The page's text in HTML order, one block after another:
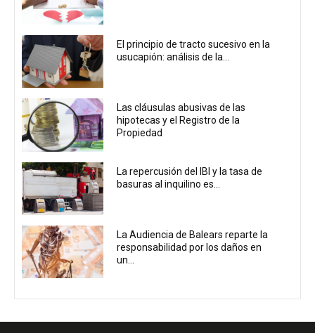
El principio de tracto sucesivo en la
usucapión: análisis de la...
Las cláusulas abusivas de las
hipotecas y el Registro de la
Propiedad
La repercusión del IBI y la tasa de
basuras al inquilino es...
La Audiencia de Balears reparte la
responsabilidad por los daños en
un...